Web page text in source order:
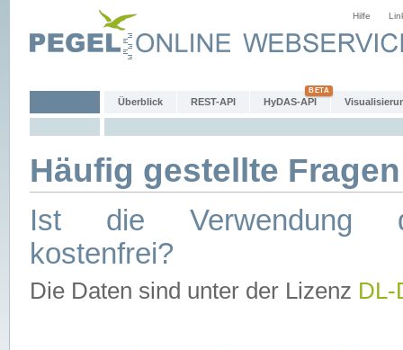
Hilfe
Überblick REST-API HyDAS-API
Häufig gestellte
Ist die Verwendung
kostenfrei?
Die Daten sind unter der Lizenz